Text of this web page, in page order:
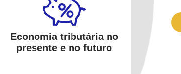
Economia tributária no
presente e no futuro